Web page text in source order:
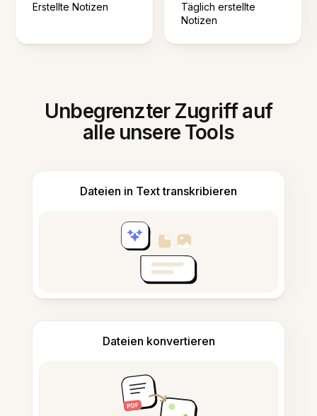
Erstellte Notizen
Täglich erstellte
Notizen
Unbegrenzter Zugriff auf
alle unsere Tools
Dateien in Text transkribieren
Dateien konvertieren